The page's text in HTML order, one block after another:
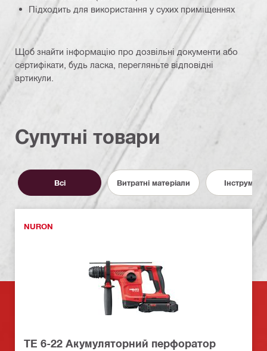
Підходить для використання у сухих приміщеннях
Щоб знайти інформацію про дозвільні документи або
сертифікати, будь ласка, перегляньте відповідні
артикули.
Супутні товари
Всі Витратні матеріали
NURON
TE 6-22 Акумуляторний перфоратор